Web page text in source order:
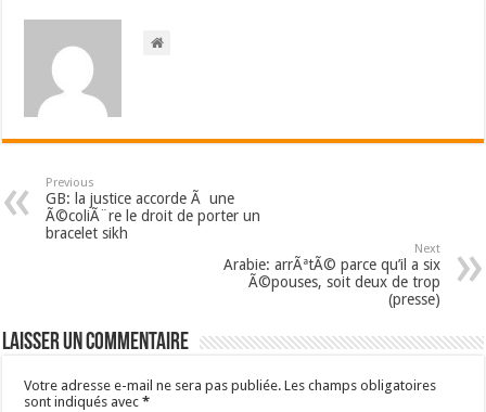
Previous
GB: la justice accorde Ã une
Ã©coliÃ¨re le droit de porter un
bracelet sikh
Next
Arabie: arrÃªtÃ© parce qu’il a six
Ã©pouses, soit deux de trop
(presse)
Laisser un commentaire
Votre adresse e-mail ne sera pas publiée. Les champs obligatoires
sont indiqués avec*